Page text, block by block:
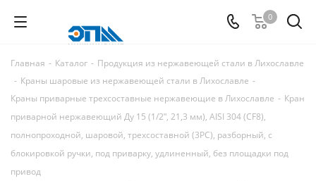
0
Главная - Каталог - Продукция из нержавеющей стали в Лихославле
- Краны шаровые из нержавеющей стали в Лихославле -
Краны приварные трехсоставные нержавеющие в Лихославле - Кран
приварной нержавеющий Ду 15 (1/2ʺ, 21,3 мм), AISI 304 (CF8),
полнопроходной, шаровой, трехсоставной (3PC), разборный, с
блокировкой ручки, под приварку, удлиненный, без площадки под
привод